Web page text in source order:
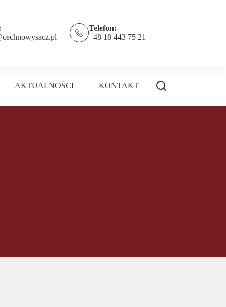
Telefon:
+48 18 443 75 21
AKTUALNOŚCI KONTAKT